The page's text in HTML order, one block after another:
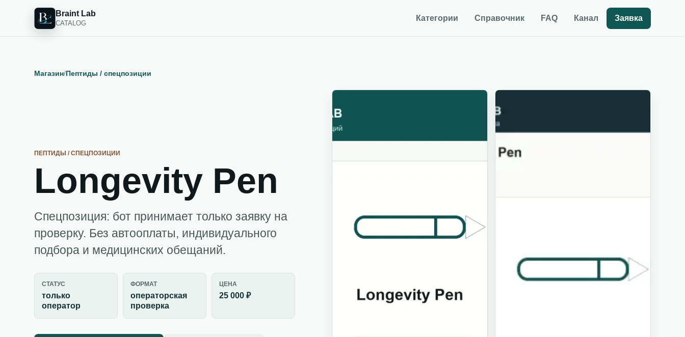
Braint Lab
CATALOG
Категории Справочник FAQ Канал Заявка
Магазин/Пептиды / спецпозиции
ПЕПТИДЫ / СПЕЦПОЗИЦИИ
Longevity Pen
Спецпозиция: бот принимает только заявку на
проверку. Без автооплаты, индивидуального
подбора и медицинских обещаний.
СТАТУС
только
оператор
ФОРМАТ
операторская
проверка
ЦЕНА
25 000 ₽